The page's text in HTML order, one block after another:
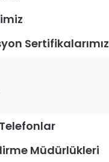
Sertifikalarımız
Müdürlükleri